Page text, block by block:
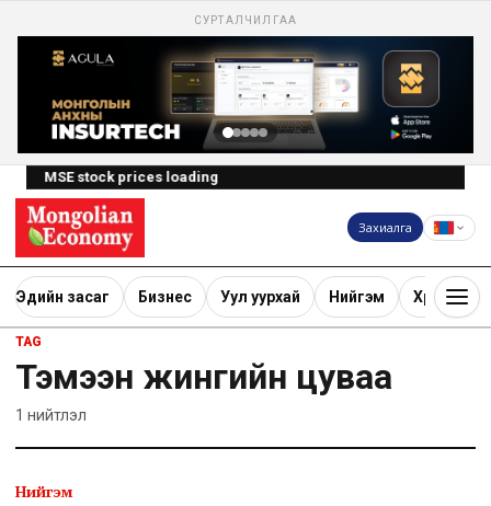
СУРТАЛЧИЛГАА
MSE stock prices loading
Захиалга
Эдийн засаг Бизнес Уул уурхай Нийгэм Хөрөнгө
TAG
Тэмээн жингийн цуваа
1 нийтлэл
Нийгэм